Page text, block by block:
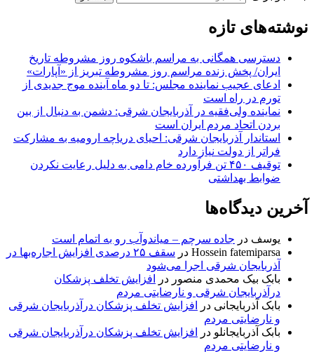
نوشته‌های تازه
دسترسی همگانی به مراسم باشکوه روز مشروطه تاریخ
ایران/ پخش زنده مراسم روز مشروطه تبریز از «آپارات»
ادعای عجیب نماینده مجلس: تا دو ماه آینده موج جدیدی از
تورم در راه است
نماینده ولی‌فقیه در آذربایجان شرقی: دشمن به دنبال از بین
بردن اتحاد مردم ایران است
استاندار آذربایجان شرقی: احیای دریاچه ارومیه به مشارکت
فراتر از دولت نیاز دارد
توقیف ۴۵۰ تن فرآورده خام دامی به دلیل رعایت نکردن
ضوابط بهداشتی
آخرین دیدگاه‌ها
یوسف در جاده سرچم – میاندوآب رو به اتمام است
Hossein fatemiparsa در
سقف ۲۵ درصدی افزایش اجاره‌بها در
آذربایجان شرقی اجرا می‌شود
بابک بیک محمدی منصور در
افزایش تخلف پزشکان
درآذربایجان شرقی و نارضایتی مردم
بابک آذربایجانی در
افزایش تخلف پزشکان درآذربایجان شرقی
و نارضایتی مردم
بابک آذربایجانلو در
افزایش تخلف پزشکان درآذربایجان شرقی
و نارضایتی مردم